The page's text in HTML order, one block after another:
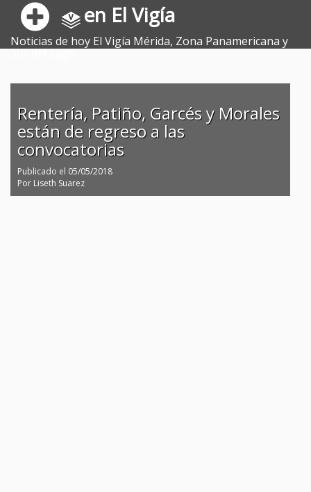
en El Vigía
Noticias de hoy El Vigía Mérida, Zona Panamericana y
Sur del Lago.
Rentería, Patiño, Garcés y Morales
están de regreso a las
convocatorias
Publicado el 05/05/2018
Por Liseth Suarez